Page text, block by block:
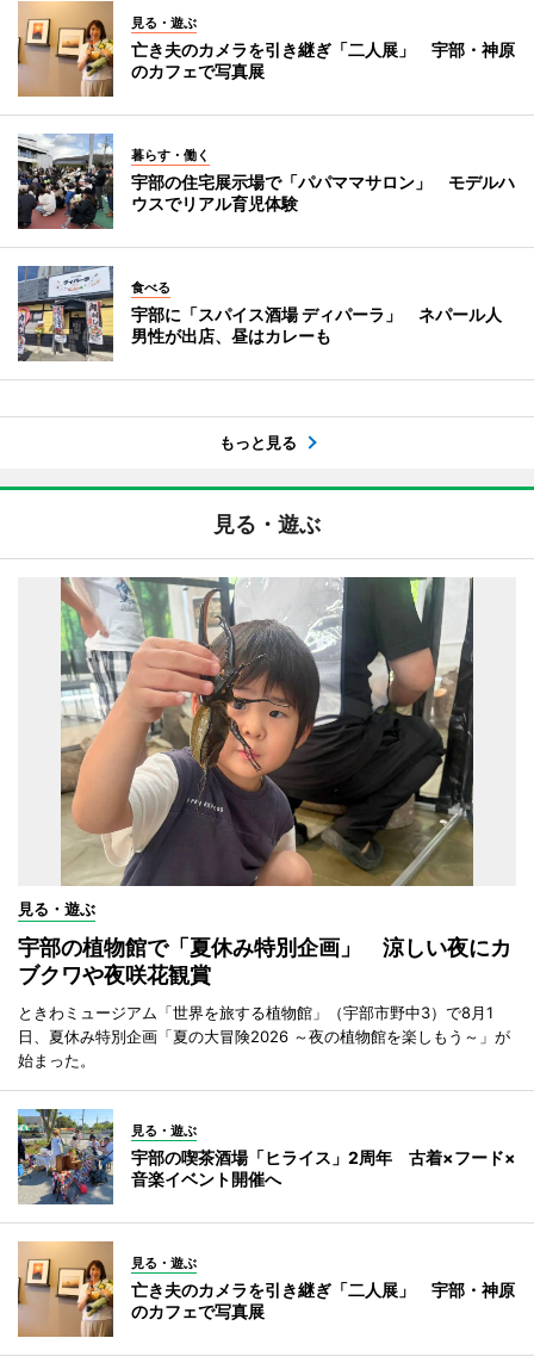
見る・遊ぶ
亡き夫のカメラを引き継ぎ「二人展」 宇部・神原
のカフェで写真展
暮らす・働く
宇部の住宅展示場で「パパママサロン」 モデルハ
ウスでリアル育児体験
食べる
宇部に「スパイス酒場 ディパーラ」 ネパール人
男性が出店、昼はカレーも
もっと見る
見る・遊ぶ
見る・遊ぶ
宇部の植物館で「夏休み特別企画」 涼しい夜にカ
ブクワや夜咲花観賞
ときわミュージアム「世界を旅する植物館」（宇部市野中3）で8月1
日、夏休み特別企画「夏の大冒険2026 ～夜の植物館を楽しもう～」が
始まった。
見る・遊ぶ
宇部の喫茶酒場「ヒライス」2周年 古着×フード×
音楽イベント開催へ
見る・遊ぶ
亡き夫のカメラを引き継ぎ「二人展」 宇部・神原
のカフェで写真展